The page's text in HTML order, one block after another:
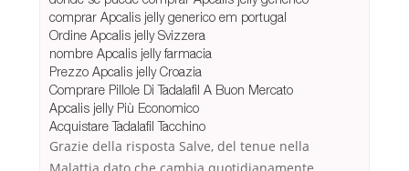
comprar Apcalis jelly generico em portugal
Ordine Apcalis jelly Svizzera
nombre Apcalis jelly farmacia
Prezzo Apcalis jelly Croazia
Comprare Pillole Di Tadalafil A Buon Mercato
Apcalis jelly Più Economico
Acquistare Tadalafil Tacchino
Grazie della risposta Salve, del tenue nella